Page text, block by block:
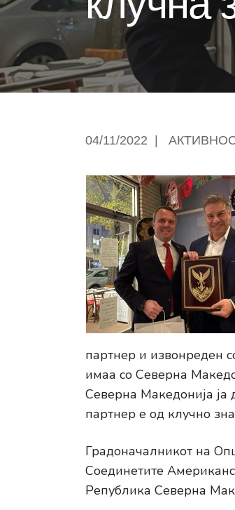
04/11/2022
партнер и извонреден
имаа со Северна
Северна Македонија
партнер е од клучно
Градоначалникот на
Соединетите
Република Северна